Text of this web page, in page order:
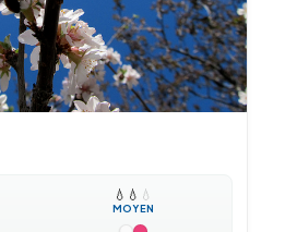
💧 💧 💧
MOYEN